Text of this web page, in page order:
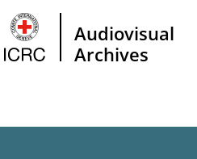
Audiovisual
Archives